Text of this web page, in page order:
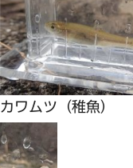
カワムツ（稚魚）